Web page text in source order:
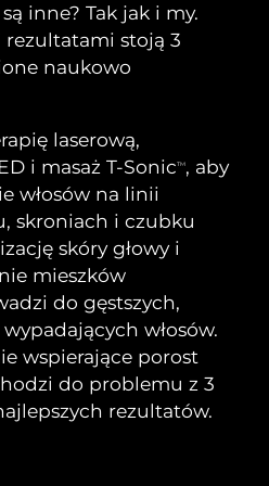
inne? Tak jak i my.
rezultatami stoją 3
naukowo
laserową,
i masaż T-SonicTM, aby
włosów na linii
skroniach i czubku
skóry głowy i
mieszków
do gęstszych,
włosów.
wspierające porost
do problemu z 3
rezultatów.
zestaw
Plus
heating
Men
Lifting twarzy
zestaw
toning
go
toning on-the-go
eyes & lips
hydration
Pielęgnacja jamy
ustnej
sonic toothbrush
AGING
NEW
Oczekiwany czas dostawy
8/8/26
Oczekiwany czas dostawy
8/9/26
Oczekiwany czas dostawy
Oczekiwany czas dostawy
8/14/26
Oczekiwany czas dostawy